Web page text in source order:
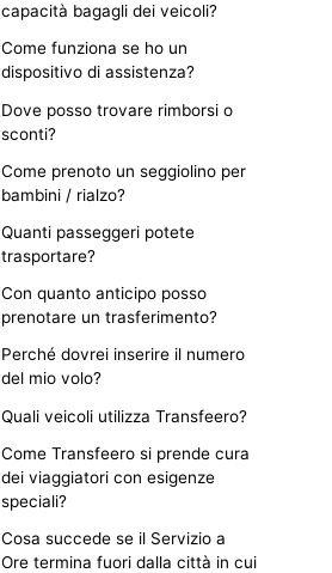
capacità bagagli dei veicoli?
Come funziona se ho un
dispositivo di assistenza?
Dove posso trovare rimborsi o
sconti?
Come prenoto un seggiolino per
bambini / rialzo?
Quanti passeggeri potete
trasportare?
Con quanto anticipo posso
prenotare un trasferimento?
Perché dovrei inserire il numero
del mio volo?
Quali veicoli utilizza Transfeero?
Come Transfeero si prende cura
dei viaggiatori con esigenze
speciali?
Cosa succede se il Servizio a
Ore termina fuori dalla città in cui